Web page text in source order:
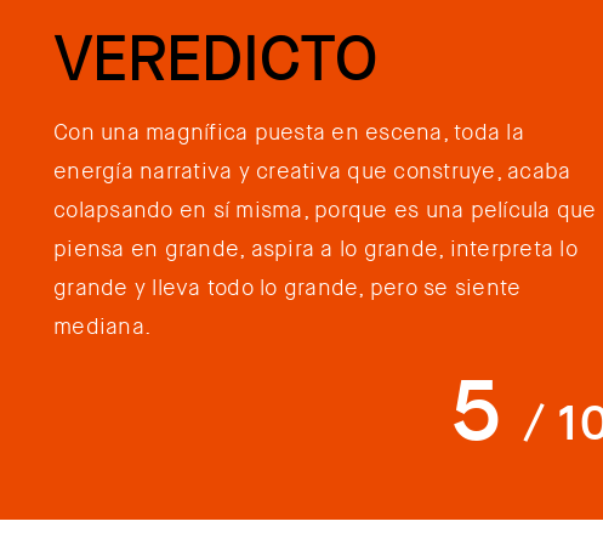
VEREDICTO
Con una magnífica puesta en escena, toda la
energía narrativa y creativa que construye, acaba
colapsando en sí misma, porque es una película que
piensa en grande, aspira a lo grande, interpreta lo
grande y lleva todo lo grande, pero se siente
mediana.
5 /